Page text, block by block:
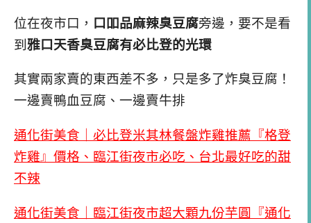
位在夜市口， 口吅品麻辣臭豆腐旁邊，要不是看
到 雅口天香臭豆腐有必比登的光環
其實兩家賣的東西差不多，只是多了炸臭豆腐！
一邊賣鴨血豆腐、一邊賣牛排
通化街美食｜必比登米其林餐盤炸雞推薦『格登
炸雞』價格、臨江街夜市必吃、台北最好吃的甜
不辣
通化街美食｜臨江街夜市超大顆九份芋圓『通化